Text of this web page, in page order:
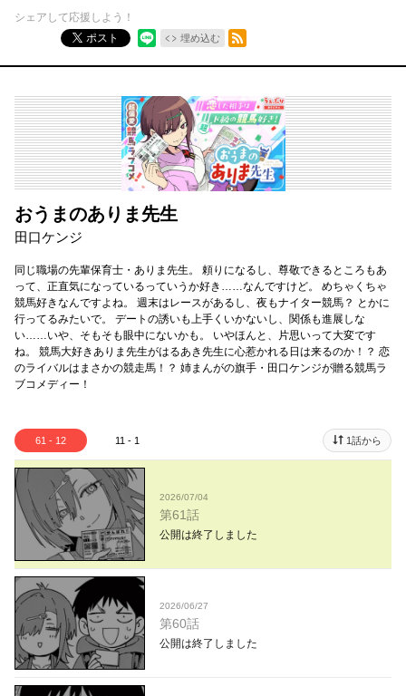
シェアして応援しよう！
ポスト
埋め込む
RSSフィード
おうまのありま先生
田口ケンジ
同じ職場の先輩保育士・ありま先生。 頼りになるし、尊敬できるところもあ
って、正直気になっているっていうか好き……なんですけど。 めちゃくちゃ
競馬好きなんですよね。 週末はレースがあるし、夜もナイター競馬？ とかに
行ってるみたいで。 デートの誘いも上手くいかないし、関係も進展しな
い……いや、そもそも眼中にないかも。 いやほんと、片思いって大変です
ね。 競馬大好きありま先生がはるあき先生に心惹かれる日は来るのか！？ 恋
のライバルはまさかの競走馬！？ 姉まんがの旗手・田口ケンジが贈る競馬ラ
ブコメディー！
61 - 12 11 - 1 1話から
2026/07/04
第61話
公開は終了しました
2026/06/27
第60話
公開は終了しました